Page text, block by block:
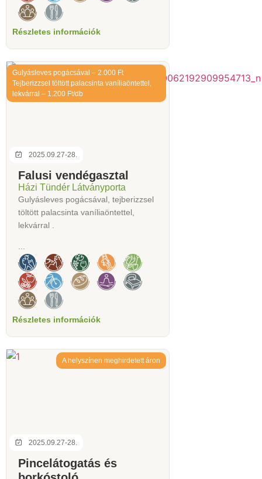
Részletes információk
2025.09.27-28.
Gulyásleves pogácsával – 2.000 Ft
Tejberizzsel töltött palacsinta vaníliaöntettel,
lekvárral – 1.200 Ft/db
Falusi vendégasztal
Házi Tündér Látványporta
Gulyásleves pogácsával, tejberizzsel
töltött palacsinta vaníliaöntettel,
lekvárral .
...
Részletes információk
2025.09.27-28.
A helyszínen meghirdetett áron
Pincelátogatás és